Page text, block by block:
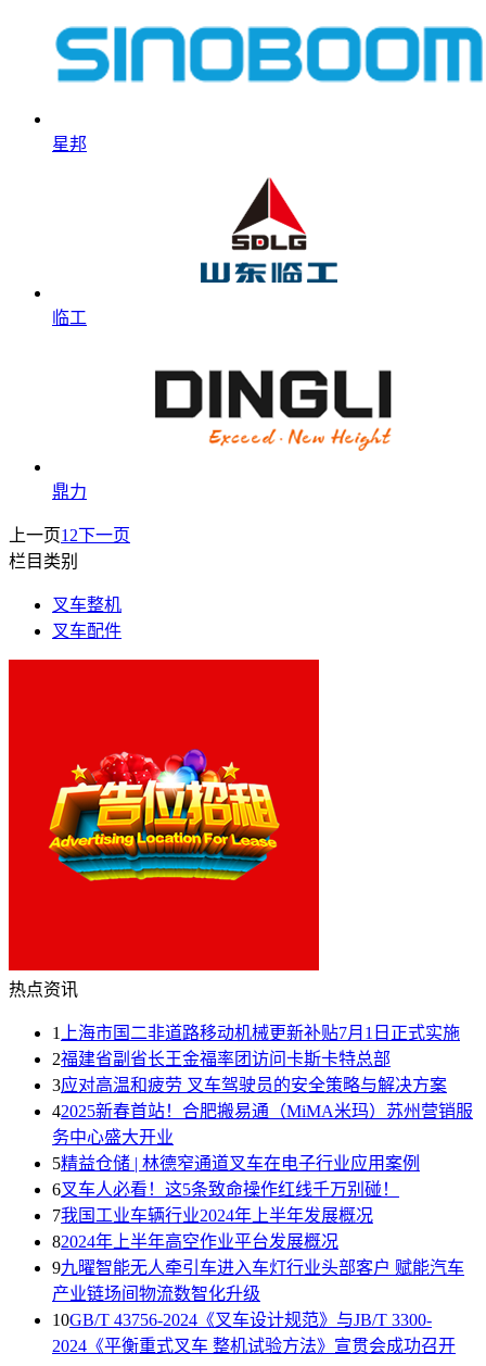
星邦
临工
鼎力
上一页1 2下一页
栏目类别
叉车整机
叉车配件
热点资讯
1
上海市国二非道路移动机械更新补贴7月1日正式实施
2福建省副省长王金福率团访问卡斯卡特总部
3应对高温和疲劳 叉车驾驶员的安全策略与解决方案
42025新春首站！合肥搬易通（MiMA米玛）苏州营销服
务中心盛大开业
5精益仓储 | 林德窄通道叉车在电子行业应用案例
6叉车人必看！这5条致命操作红线千万别碰！
7我国工业车辆行业2024年上半年发展概况
82024年上半年高空作业平台发展概况
9九曜智能无人牵引车进入车灯行业头部客户 赋能汽车
产业链场间物流数智化升级
10GB/T 43756-2024《叉车设计规范》与JB/T 3300-
2024《平衡重式叉车 整机试验方法》宣贯会成功召开